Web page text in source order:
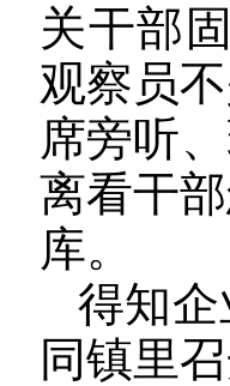
关干部
观察员
席旁听
离看干
库。
得知
同镇里